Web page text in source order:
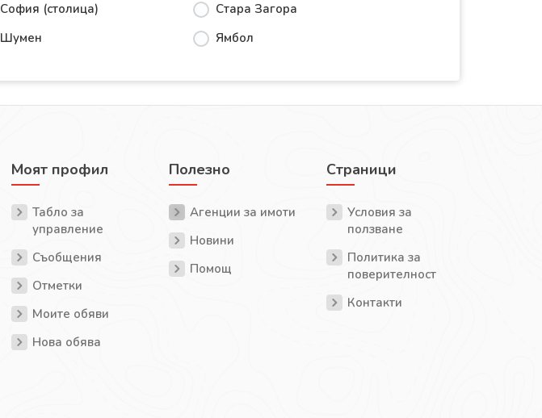
София (столица)
Стара Загора
Шумен Ямбол
Моят профил
Табло за
управление
Съобщения
Отметки
Моите обяви
Нова обява
Полезно
Агенции за имоти
Новини
Помощ
Страници
Условия за
ползване
Политика за
поверителност
Контакти